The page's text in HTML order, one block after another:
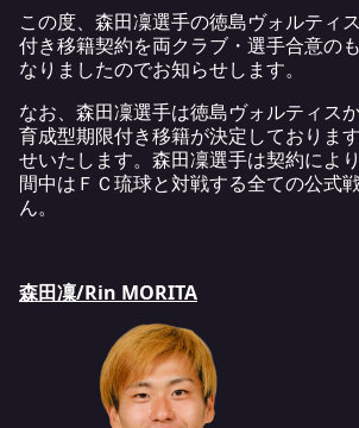
この度、森田凜選手の徳島ヴォルティ
付き移籍契約を両クラブ・選手合意の
なりましたのでお知らせします。
なお、森田凜選手は徳島ヴォルティス
育成型期限付き移籍が決定しておりま
せいたします。森田凜選手は契約によ
間中はＦＣ琉球と対戦する全ての公式
ん。
森田凜/Rin MORITA